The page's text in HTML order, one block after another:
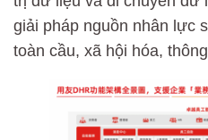
giải pháp nguồn nhân lực
toàn cầu, xã hội hóa,